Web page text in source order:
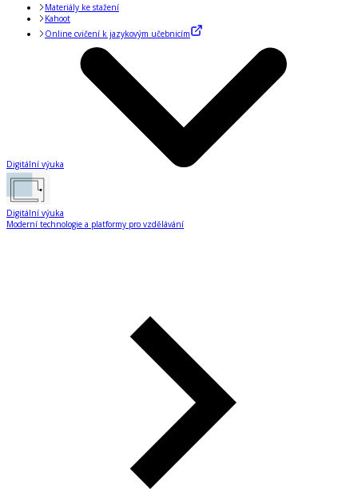
Materiály ke stažení
Kahoot
Online cvičení k jazykovým učebnicím
Digitální výuka
Digitální výuka
Moderní technologie a platformy pro vzdělávání